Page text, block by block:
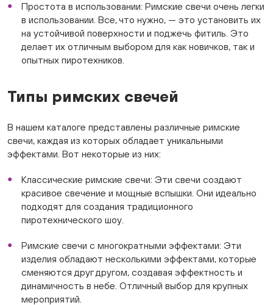
Простота в использовании: Римские свечи очень легки
в использовании. Все, что нужно, — это установить их
на устойчивой поверхности и поджечь фитиль. Это
делает их отличным выбором для как новичков, так и
опытных пиротехников.
Типы римских свечей
В нашем каталоге представлены различные римские
свечи, каждая из которых обладает уникальными
эффектами. Вот некоторые из них:
Классические римские свечи: Эти свечи создают
красивое свечение и мощные вспышки. Они идеально
подходят для создания традиционного
пиротехнического шоу.
Римские свечи с многократными эффектами: Эти
изделия обладают несколькими эффектами, которые
сменяются друг другом, создавая эффектность и
динамичность в небе. Отличный выбор для крупных
мероприятий.